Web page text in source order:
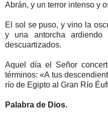
Abrán, y un terror intenso y
El sol se puso, y vino la
y una antorcha ardiendo
descuartizados.
Aquel día el Señor
términos: «A tus
río de Egipto al Gran Río
Palabra de Dios.